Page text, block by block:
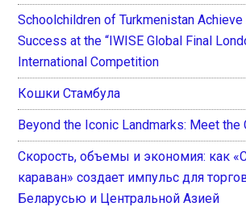
Schoolchildren of Turkmenistan
Success at the “IWISE Global Final
International Competition
Кошки Стамбула
Beyond the Iconic Landmarks: Meet the
Скорость, объемы и экономия: как
караван» создает импульс для
Беларусью и Центральной Азией